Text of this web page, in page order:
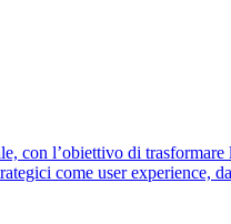
l’obiettivo di
come user